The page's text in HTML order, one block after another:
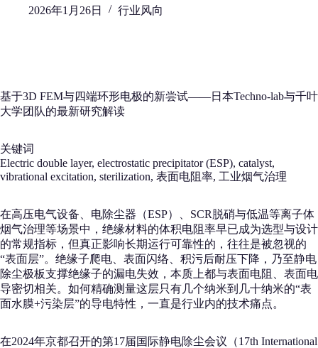
2026年1月26日 行业风向
基于3D FEM与四端环形电极的新尝试——日本Techno-lab与千叶
大学团队的最新研究解读
关键词
Electric double layer, electrostatic precipitator (ESP), catalyst,
vibrational excitation, sterilization, 表面电阻率, 工业烟气治理
在高压电气设备、电除尘器（ESP）、SCR脱硝与低温等离子体
烟气治理等场景中，绝缘材料的体积电阻率早已成为选型与设计
的常规指标，但真正影响长期运行可靠性的，往往是被忽视的
“表面层”。绝缘子爬电、表面闪络、积污后耐压下降，乃至静电
除尘极板支撑绝缘子的漏电失效，本质上都与表面电阻、表面电
导密切相关。如何精确测量这层只有几个纳米到几十纳米的“表
面水膜+污染层”的导电特性，一直是行业内的技术痛点。
在2024年京都召开的第17届国际静电除尘会议（17th International